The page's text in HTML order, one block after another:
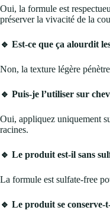
Oui, la formule est
préserver la vivacité de la
🔹 Est-ce que ça alourdit
Non, la texture légère
🔹 Puis-je l’utiliser sur
Oui, appliquez uniquement
racines.
🔹 Le produit est-il sans
La formule est sulfate-free
🔹 Le produit se conserve-